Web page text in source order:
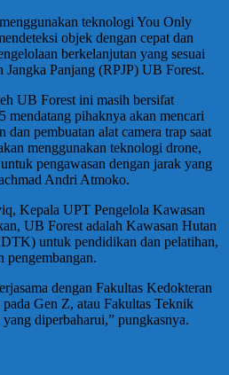
teknologi You Only
objek dengan cepat dan
berkelanjutan yang sesuai
Jangka Panjang (RPJP) UB Forest.
UB Forest ini masih bersifat
mendatang pihaknya akan mencari
pembuatan alat camera trap saat
menggunakan teknologi drone,
pengawasan dengan jarak yang
Andri Atmoko.
Kepala UPT Pengelola Kawasan
UB Forest adalah Kawasan Hutan
untuk pendidikan dan pelatihan,
pengembangan.
dengan Fakultas Kedokteran
pada Gen Z, atau Fakultas Teknik
diperbaharui,” pungkasnya.